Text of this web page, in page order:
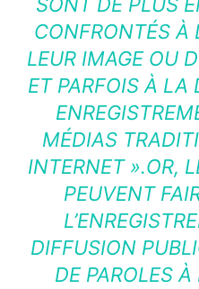
CONFRONTÉS À
LEUR IMAGE OU
ET PARFOIS À LA
MÉDIAS
INTERNET ».OR,
PEUVENT
DIFFUSION
DE PAROLES À